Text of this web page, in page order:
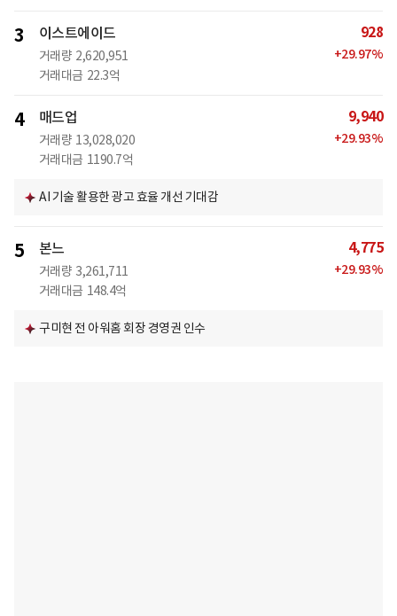
3 이스트에이드
거래량 2,620,951
거래대금 22.3억
928
+29.97%
4 매드업
거래량 13,028,020
거래대금 1190.7억
9,940
+29.93%
AI 기술 활용한 광고 효율 개선 기대감
5 본느
거래량 3,261,711
거래대금 148.4억
4,775
+29.93%
구미현 전 아워홈 회장 경영권 인수